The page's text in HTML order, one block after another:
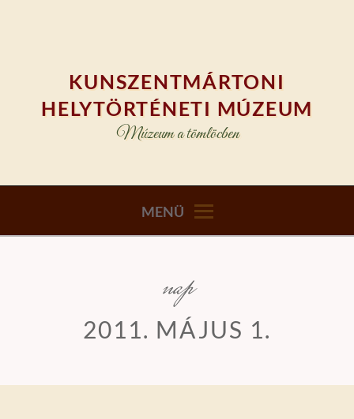
KUNSZENTMÁRTONI
HELYTÖRTÉNETI MÚZEUM
Múzeum a tömlöcben
MENÜ
nap
2011. MÁJUS 1.